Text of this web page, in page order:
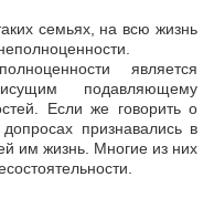
семьях, на всю жизнь
является
подавляющему
Если же говорить о
признавались в
им жизнь. Многие из них